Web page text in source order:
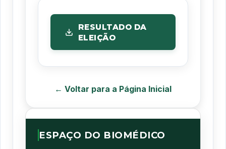
RESULTADO DA
ELEIÇÃO
← Voltar para a Página Inicial
ESPAÇO DO BIOMÉDICO